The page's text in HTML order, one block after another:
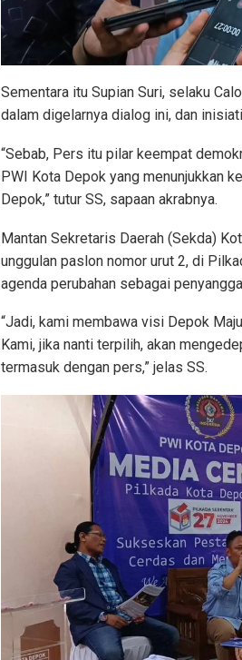
Sementara itu Supian Suri, selaku
dalam digelarnya dialog ini, dan
“Sebab, Pers itu pilar keempat
PWI Kota Depok yang menunjukkan
Depok,” tutur SS, sapaan akrabnya.
Mantan Sekretaris Daerah (Sekda)
unggulan paslon nomor urut 2, di
agenda perubahan sebagai
“Jadi, kami membawa visi Depok
Kami, jika nanti terpilih, akan
termasuk dengan pers,” jelas SS.